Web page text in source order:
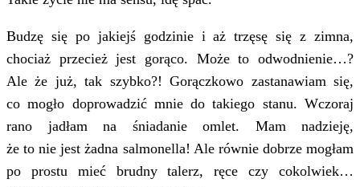
Budzę się po jakiejś godzinie i aż trzęsę się z zimna,
chociaż przecież jest gorąco. Może to odwodnienie…?
Ale że już, tak szybko?! Gorączkowo zastanawiam się,
co mogło doprowadzić mnie do takiego stanu. Wczoraj
rano jadłam na śniadanie omlet. Mam nadzieję,
że to nie jest żadna salmonella! Ale równie dobrze mogłam
po prostu mieć brudny talerz, ręce czy cokolwiek…